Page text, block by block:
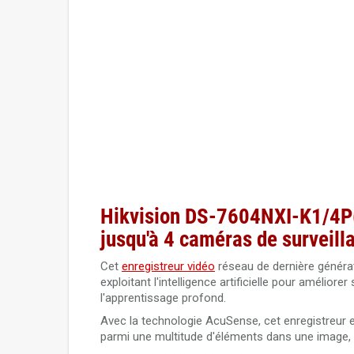
Hikvision DS-7604NXI-K1/
jusqu'à 4 caméras de
Cet enregistreur vidéo réseau de dernière
exploitant l'intelligence artificielle pour
l'apprentissage profond.
Avec la technologie AcuSense, cet
parmi une multitude d'éléments dans une